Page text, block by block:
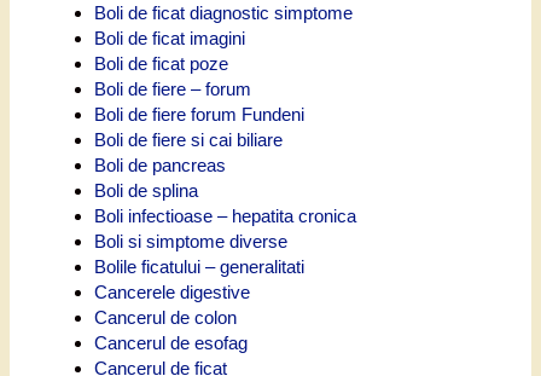
Boli de ficat diagnostic simptome
Boli de ficat imagini
Boli de ficat poze
Boli de fiere – forum
Boli de fiere forum Fundeni
Boli de fiere si cai biliare
Boli de pancreas
Boli de splina
Boli infectioase – hepatita cronica
Boli si simptome diverse
Bolile ficatului – generalitati
Cancerele digestive
Cancerul de colon
Cancerul de esofag
Cancerul de ficat